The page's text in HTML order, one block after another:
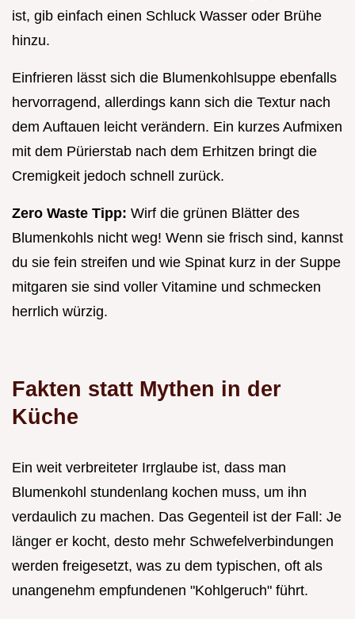
ist, gib einfach einen Schluck Wasser oder Brühe
hinzu.
Einfrieren lässt sich die Blumenkohlsuppe ebenfalls
hervorragend, allerdings kann sich die Textur nach
dem Auftauen leicht verändern. Ein kurzes Aufmixen
mit dem Pürierstab nach dem Erhitzen bringt die
Cremigkeit jedoch schnell zurück.
Zero Waste Tipp: Wirf die grünen Blätter des
Blumenkohls nicht weg! Wenn sie frisch sind, kannst
du sie fein streifen und wie Spinat kurz in der Suppe
mitgaren sie sind voller Vitamine und schmecken
herrlich würzig.
Fakten statt Mythen in der
Küche
Ein weit verbreiteter Irrglaube ist, dass man
Blumenkohl stundenlang kochen muss, um ihn
verdaulich zu machen. Das Gegenteil ist der Fall: Je
länger er kocht, desto mehr Schwefelverbindungen
werden freigesetzt, was zu dem typischen, oft als
unangenehm empfundenen "Kohlgeruch" führt.